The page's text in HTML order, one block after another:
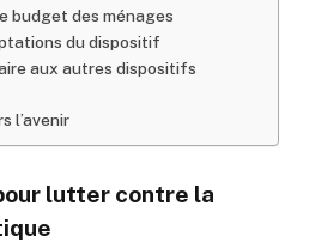
budget des ménages
du dispositif
aux autres dispositifs
l’avenir
lutter contre la